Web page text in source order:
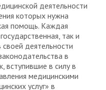
деятельности
которых нужна
помощь. Каждая
так и
деятельности
в
вступившие в силу в
медицинскими
услуг» в